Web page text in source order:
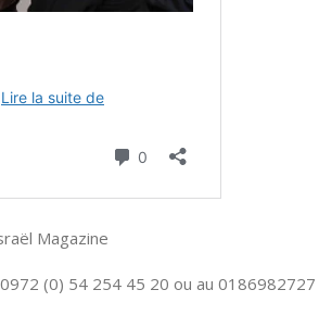
Magazine
(0) 54 254 45 20 ou au 0186982727